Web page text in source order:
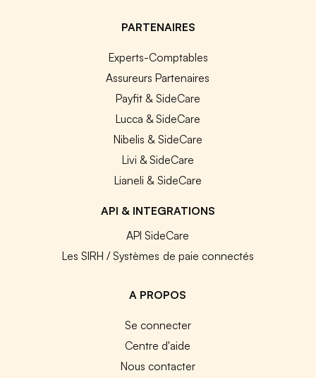
PARTENAIRES
Experts-Comptables
Assureurs Partenaires
Payfit & SideCare
Lucca & SideCare
Nibelis & SideCare
Livi & SideCare
Lianeli & SideCare
API & INTEGRATIONS
API SideCare
Les SIRH / Systèmes de paie connectés
A PROPOS
Se connecter
Centre d'aide
Nous contacter